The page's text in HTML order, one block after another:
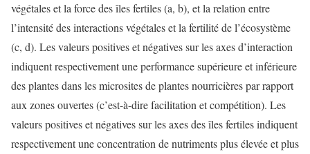
végétales et la force des îles fertiles (a, b), et la relation entre
l’intensité des interactions végétales et la fertilité de l’écosystème
(c, d). Les valeurs positives et négatives sur les axes d’interaction
indiquent respectivement une performance supérieure et inférieure
des plantes dans les microsites de plantes nourricières par rapport
aux zones ouvertes (c’est-à-dire facilitation et compétition). Les
valeurs positives et négatives sur les axes des îles fertiles indiquent
respectivement une concentration de nutriments plus élevée et plus